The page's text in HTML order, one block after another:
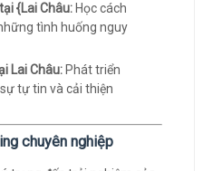
{Lai Châu:Học cách
tình huống nguy
Lai Châu:Phát triển
tự tin và cải thiện
chuyên nghiệp